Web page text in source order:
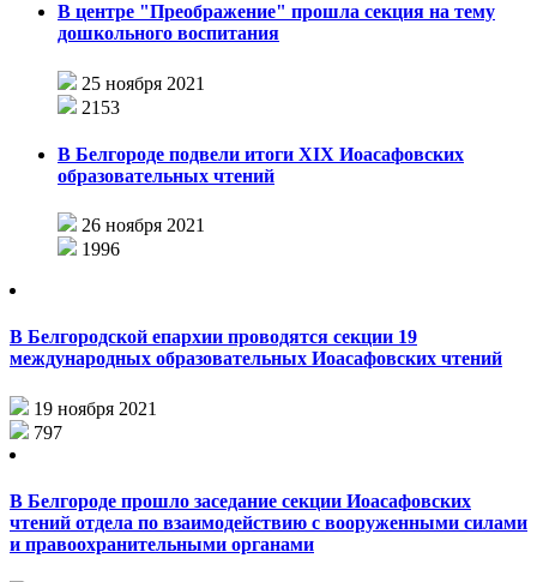
В центре "Преображение" прошла секция на тему
дошкольного воспитания
25 ноября 2021
2153
В Белгороде подвели итоги XIX Иоасафовских
образовательных чтений
26 ноября 2021
1996
В Белгородской епархии проводятся секции 19
международных образовательных Иоасафовских чтений
19 ноября 2021
797
В Белгороде прошло заседание секции Иоасафовских
чтений отдела по взаимодействию с вооруженными силами
и правоохранительными органами